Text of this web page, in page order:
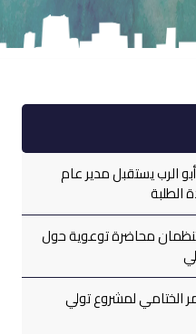
الرب يستقبل مدير عام
الطلبة
محاضرة توعوية حول
الختامي لمشروع تولي